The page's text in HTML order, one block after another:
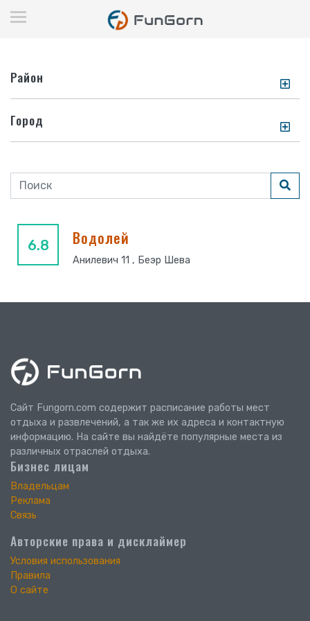
Район
Город
6.8 Водолей
Анилевич 11 , Беэр Шева
Сайт Fungorn.com содержит расписание работы мест
отдыха и развлечений, а так же их адреса и контактную
информацию. На сайте вы найдёте популярные места из
различных отраслей отдыха.
Бизнес лицам
Владельцам
Реклама
Связь
Авторские права и дисклаймер
Условия использования
Правила
О сайте